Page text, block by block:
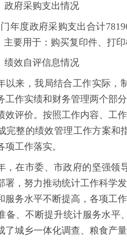
政府采购支出情况
门年度政府采购支出合计
主要用于：购买复印件、打
绩效自评信息情况
以来，我局结合工作实际，
工作实绩和财务管理两个部
效评价。按照工作内容、工
完整的绩效管理工作方案和
项工作落实。
，在市委、市政府的坚强领
署，努力推动统计工作科学
服务水平不断提高，各项工
备、不断提升统计服务水平
了城乡一体化调查、粮食产